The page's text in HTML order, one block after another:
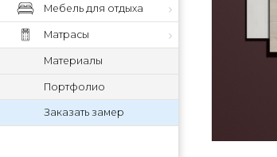
Мебель для отдыха
Матрасы
Материалы
Портфолио
Заказать замер